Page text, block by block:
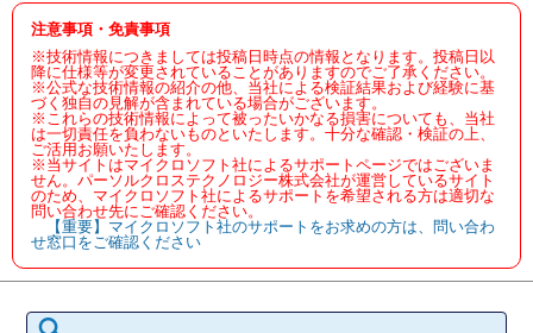
注意事項・免責事項
※技術情報につきましては投稿日時点の情報となります。投稿日以
降に仕様等が変更されていることがありますのでご了承ください。
※公式な技術情報の紹介の他、当社による検証結果および経験に基
づく独自の見解が含まれている場合がございます。
※これらの技術情報によって被ったいかなる損害についても、当社
は一切責任を負わないものといたします。十分な確認・検証の上、
ご活用お願いたします。
※当サイトはマイクロソフト社によるサポートページではございま
せん。パーソルクロステクノロジー株式会社が運営しているサイト
のため、マイクロソフト社によるサポートを希望される方は適切な
問い合わせ先にご確認ください。
【重要】マイクロソフト社のサポートをお求めの方は、問い合わ
せ窓口をご確認ください
索: